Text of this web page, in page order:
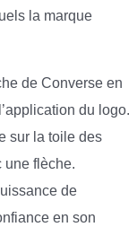
la marque
de Converse en
du logo.
sur la toile des
une flèche.
de
en son